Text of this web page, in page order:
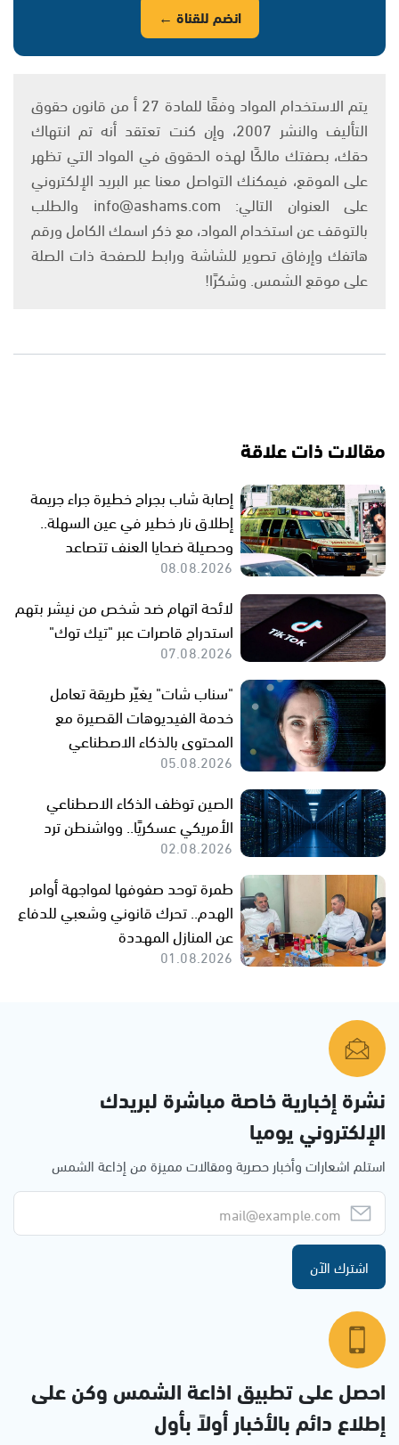
انضم للقناة ←
يتم الاستخدام المواد وفقًا للمادة 27 أ من قانون حقوق
التأليف والنشر 2007، وإن كنت تعتقد أنه تم انتهاك
حقك، بصفتك مالكًا لهذه الحقوق في المواد التي تظهر
على الموقع، فيمكنك التواصل معنا عبر البريد الإلكتروني
على العنوان التالي: info@ashams.com والطلب
بالتوقف عن استخدام المواد، مع ذكر اسمك الكامل ورقم
هاتفك وإرفاق تصوير للشاشة ورابط للصفحة ذات الصلة
على موقع الشمس. وشكرًا!
مقالات ذات علاقة
إصابة شاب بجراح خطيرة جراء جريمة
إطلاق نار خطير في عين السهلة..
وحصيلة ضحايا العنف تتصاعد
08.08.2026
لائحة اتهام ضد شخص من نيشر بتهم
استدراج قاصرات عبر "تيك توك"
07.08.2026
"سناب شات" يغيّر طريقة تعامل
خدمة الفيديوهات القصيرة مع
المحتوى بالذكاء الاصطناعي
05.08.2026
الصين توظف الذكاء الاصطناعي
الأمريكي عسكريًا.. وواشنطن ترد
02.08.2026
طمرة توحد صفوفها لمواجهة أوامر
الهدم.. تحرك قانوني وشعبي للدفاع
عن المنازل المهددة
01.08.2026
نشرة إخبارية خاصة مباشرة لبريدك
الإلكتروني يوميا
استلم اشعارات وأخبار حصرية ومقالات مميزة من إذاعة الشمس
اشترك الآن
احصل على تطبيق اذاعة الشمس وكن على
إطلاع دائم بالأخبار أولاً بأول